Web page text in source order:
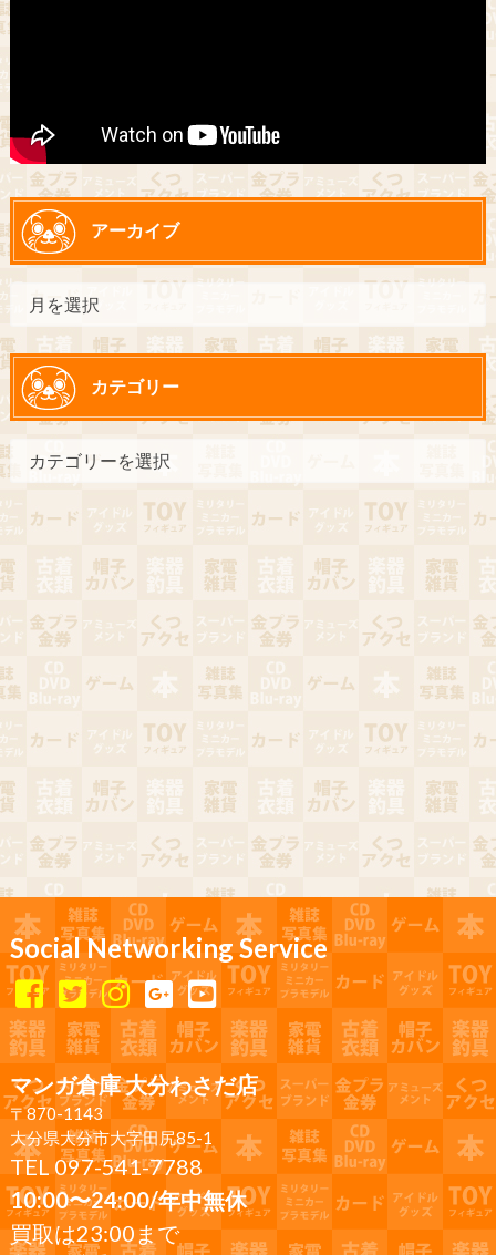
アーカイブ
カテゴリー
Social Networking Service
マンガ倉庫 大分わさだ店
〒870-1143
大分県大分市大字田尻85-1
TEL 097-541-7788
10:00〜24:00/年中無休
買取は23:00まで